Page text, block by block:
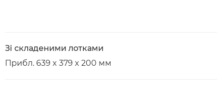
Зі складеними лотками
Прибл. 639 x 379 x 200 мм